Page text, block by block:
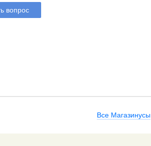
вопрос
Все Магазинусы